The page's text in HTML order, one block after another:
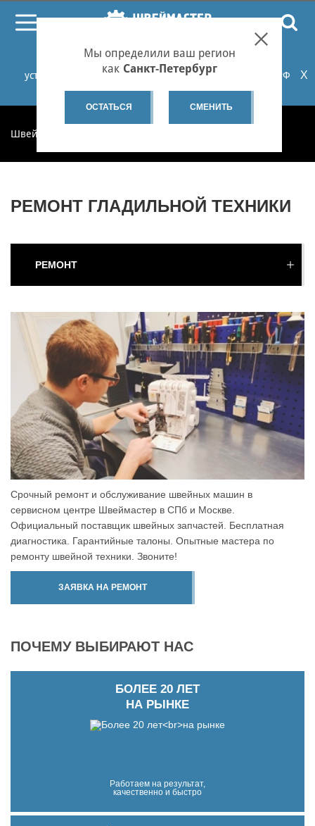
При проблемах с онлайн-оплатой заказов на сайте
установите российские сертификаты НУЦ Минцифры РФ
или используйте Яндекс.Браузер.Подробнее...
X
Мы определили ваш регион
как Санкт-Петербург
ОСТАТЬСЯ СМЕНИТЬ
Швеймастер
РЕМОНТ ГЛАДИЛЬНОЙ ТЕХНИКИ
РЕМОНТ
Срочный ремонт и обслуживание швейных машин в
сервисном центре Швеймастер в СПб и Москве.
Официальный поставщик швейных запчастей. Бесплатная
диагностика. Гарантийные талоны. Опытные мастера по
ремонту швейной техники. Звоните!
ЗАЯВКА НА РЕМОНТ
ПОЧЕМУ ВЫБИРАЮТ НАС
БОЛЕЕ 20 ЛЕТ
НА РЫНКЕ
Работаем на результат,
качественно и быстро